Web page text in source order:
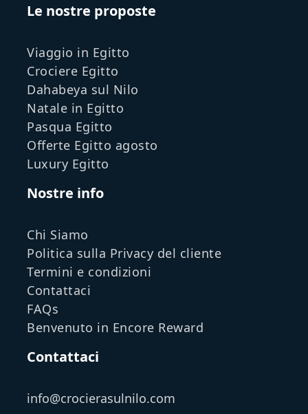
Le nostre proposte
Viaggio in Egitto
Crociere Egitto
Dahabeya sul Nilo
Natale in Egitto
Pasqua Egitto
Offerte Egitto agosto
Luxury Egitto
Nostre info
Chi Siamo
Politica sulla Privacy del cliente
Termini e condizioni
Contattaci
FAQs
Benvenuto in Encore Reward
Contattaci
info@crocierasulnilo.com